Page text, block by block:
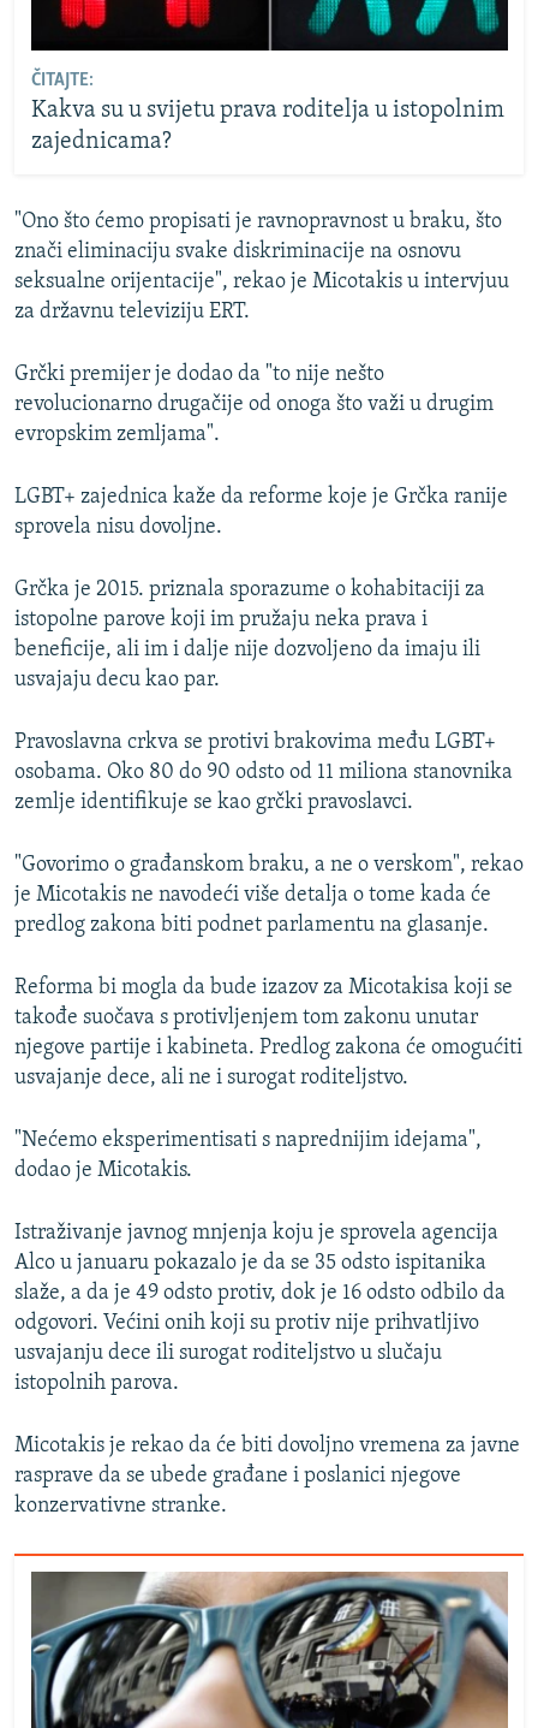
ČITAJTE:
Kakva su u svijetu prava roditelja u istopolnim
zajednicama?
"Ono što ćemo propisati je ravnopravnost u braku, što
znači eliminaciju svake diskriminacije na osnovu
seksualne orijentacije", rekao je Micotakis u intervjuu
za državnu televiziju ERT.
Grčki premijer je dodao da "to nije nešto
revolucionarno drugačije od onoga što važi u drugim
evropskim zemljama".
LGBT+ zajednica kaže da reforme koje je Grčka ranije
sprovela nisu dovoljne.
Grčka je 2015. priznala sporazume o kohabitaciji za
istopolne parove koji im pružaju neka prava i
beneficije, ali im i dalje nije dozvoljeno da imaju ili
usvajaju decu kao par.
Pravoslavna crkva se protivi brakovima među LGBT+
osobama. Oko 80 do 90 odsto od 11 miliona stanovnika
zemlje identifikuje se kao grčki pravoslavci.
"Govorimo o građanskom braku, a ne o verskom", rekao
je Micotakis ne navodeći više detalja o tome kada će
predlog zakona biti podnet parlamentu na glasanje.
Reforma bi mogla da bude izazov za Micotakisa koji se
takođe suočava s protivljenjem tom zakonu unutar
njegove partije i kabineta. Predlog zakona će omogućiti
usvajanje dece, ali ne i surogat roditeljstvo.
"Nećemo eksperimentisati s naprednijim idejama",
dodao je Micotakis.
Istraživanje javnog mnjenja koju je sprovela agencija
Alco u januaru pokazalo je da se 35 odsto ispitanika
slaže, a da je 49 odsto protiv, dok je 16 odsto odbilo da
odgovori. Većini onih koji su protiv nije prihvatljivo
usvajanju dece ili surogat roditeljstvo u slučaju
istopolnih parova.
Micotakis je rekao da će biti dovoljno vremena za javne
rasprave da se ubede građane i poslanici njegove
konzervativne stranke.